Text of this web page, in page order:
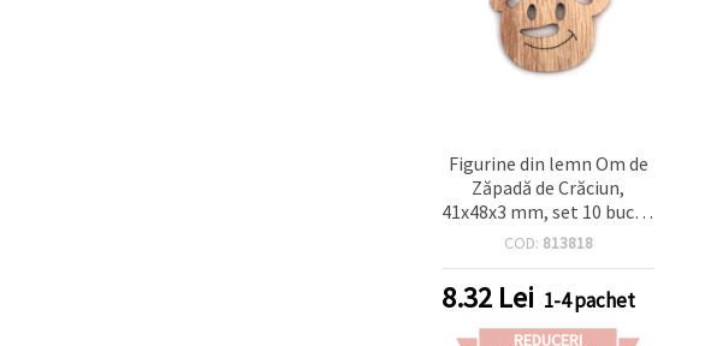
Figurine din lemn Om de
Zăpadă de Crăciun,
41x48x3 mm, set 10 bucăți
– ornamente pentru brad
COD: 813818
8.32 Lei 1-4 pachet
REDUCERI